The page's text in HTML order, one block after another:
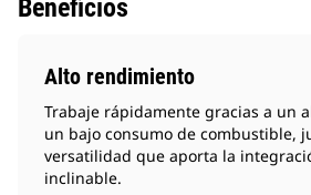
Beneficios
Alto rendimiento
Trabaje rápidamente gracias a un
un bajo consumo de combustible,
versatilidad que aporta la
inclinable.